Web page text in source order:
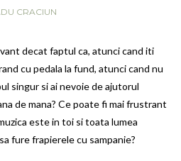
CRACIUN
decat faptul ca, atunci cand iti
cu pedala la fund, atunci cand nu
singur si ai nevoie de ajutorul
de mana? Ce poate fi mai frustrant
este in toi si toata lumea
fure frapierele cu sampanie?